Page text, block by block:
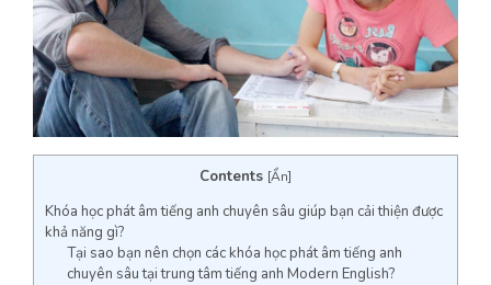
Contents [Ẩn]
Khóa học phát âm tiếng anh chuyên sâu giúp bạn cải thiện được
khả năng gì?
Tại sao bạn nên chọn các khóa học phát âm tiếng anh
chuyên sâu tại trung tâm tiếng anh Modern English?